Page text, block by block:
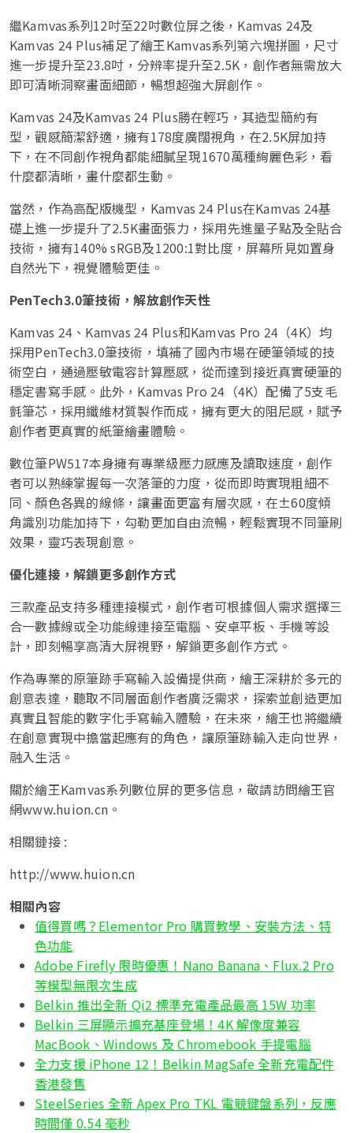
繼Kamvas系列12吋至22吋數位屏之後，Kamvas 24及
Kamvas 24 Plus補足了繪王Kamvas系列第六塊拼圖，尺寸
進一步提升至23.8吋，分辨率提升至2.5K，創作者無需放大
即可清晰洞察畫面細節，暢想超強大屏創作。
Kamvas 24及Kamvas 24 Plus勝在輕巧，其造型簡約有
型，觀感簡潔舒適，擁有178度廣闊視角，在2.5K屏加持
下，在不同創作視角都能細膩呈現1670萬種絢麗色彩，看
什麼都清晰，畫什麼都生動。
當然，作為高配版機型，Kamvas 24 Plus在Kamvas 24基
礎上進一步提升了2.5K畫面張力，採用先進量子點及全貼合
技術，擁有140% sRGB及1200:1對比度，屏幕所見如置身
自然光下，視覺體驗更佳。
PenTech3.0筆技術，解放創作天性
Kamvas 24、Kamvas 24 Plus和Kamvas Pro 24（4K）均
採用PenTech3.0筆技術，填補了國內市場在硬筆領域的技
術空白，通過壓敏電容計算壓感，從而達到接近真實硬筆的
穩定書寫手感。此外，Kamvas Pro 24（4K）配備了5支毛
氈筆芯，採用纖維材質製作而成，擁有更大的阻尼感，賦予
創作者更真實的紙筆繪畫體驗。
數位筆PW517本身擁有專業級壓力感應及讀取速度，創作
者可以熟練掌握每一次落筆的力度，從而即時實現粗細不
同、顏色各異的線條，讓畫面更富有層次感，在±60度傾
角識別功能加持下，勾勒更加自由流暢，輕鬆實現不同筆刷
效果，靈巧表現創意。
優化連接，解鎖更多創作方式
三款產品支持多種連接模式，創作者可根據個人需求選擇三
合一數據線或全功能線連接至電腦、安卓平板、手機等設
計，即刻暢享高清大屏視野，解鎖更多創作方式。
作為專業的原筆跡手寫輸入設備提供商，繪王深耕於多元的
創意表達，聽取不同層面創作者廣泛需求，探索並創造更加
真實且智能的數字化手寫輸入體驗，在未來，繪王也將繼續
在創意實現中擔當起應有的角色，讓原筆跡輸入走向世界，
融入生活。
關於繪王Kamvas系列數位屏的更多信息，敬請訪問繪王官
網www.huion.cn。
相關鏈接 :
http://www.huion.cn
相關內容
值得買嗎？Elementor Pro 購買教學、安裝方法、特
色功能
Adobe Firefly 限時優惠！Nano Banana、Flux.2 Pro
等模型無限次生成
Belkin 推出全新 Qi2 標準充電產品最高 15W 功率
Belkin 三屏顯示擴充基座登場！4K 解像度兼容
MacBook、Windows 及 Chromebook 手提電腦
全力支援 iPhone 12！Belkin MagSafe 全新充電配件
香港發售
SteelSeries 全新 Apex Pro TKL 電競鍵盤系列，反應
時間僅 0.54 毫秒